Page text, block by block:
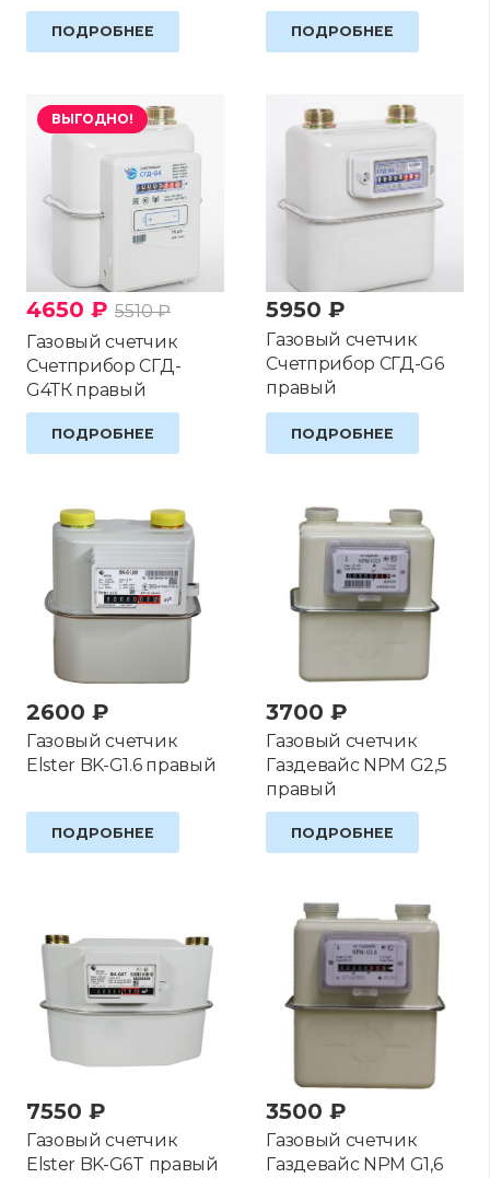
ПОДРОБНЕЕ ПОДРОБНЕЕ
ВЫГОДНО!
4650 ₽ 5510₽
Газовый счетчик
Счетприбор СГД-
G4ТК правый
ПОДРОБНЕЕ
5950₽
Газовый счетчик
Счетприбор СГД-G6
правый
ПОДРОБНЕЕ
2600 ₽
Газовый счетчик
Elster BK-G1.6 правый
ПОДРОБНЕЕ
3700₽
Газовый счетчик
Газдевайс NPM G2,5
правый
ПОДРОБНЕЕ
7550 ₽
Газовый счетчик
Elster BK-G6T правый
3500₽
Газовый счетчик
Газдевайс NPM G1,6